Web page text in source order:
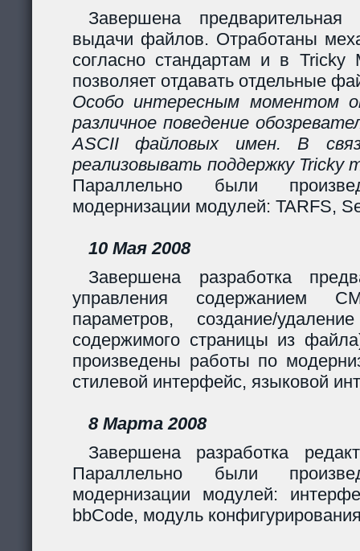
Завершена предварительная
выдачи файлов. Отработаны
согласно стандартам и в Tricky
позволяет отдавать отдельные
Особо интересным моментом
различное поведение
ASCII файловых имен. В
реализовывать поддержку Tricky
Параллельно были
модернизации модулей: TARFS,
10 Мая 2008
Завершена разработка
управления содержанием
параметров, создание/
содержимого страницы из
произведены работы по
стилевой интерфейс, языковой
8 Марта 2008
Завершена разработка
Параллельно были
модернизации модулей:
bbCode, модуль